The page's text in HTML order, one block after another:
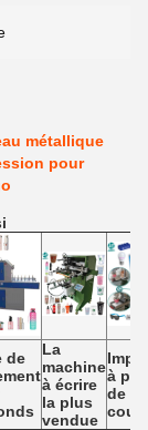
métallique
pour
de
La
machine
à écrire
la plus
vendue
à
de